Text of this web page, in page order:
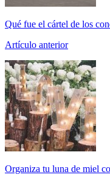
Qué fue el cártel de los
Artículo anterior
Organiza tu luna de miel